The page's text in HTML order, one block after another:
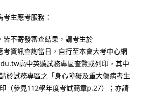
生應考服務：
皆不寄發審查結果，請考生於
考資訊查詢當日，自行至本會大考中心網
高中英聽試務專區查覽或列印，其中
於試務專區之「身心障礙及重大傷病考生
（參見112學年度考試簡章p.27）；亦請